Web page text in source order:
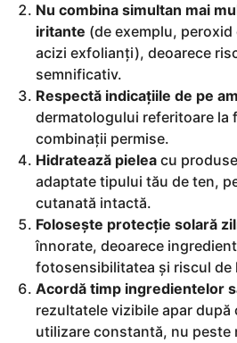
Nu combina simultan mai
iritante (de exemplu,
acizi exfolianți), deoarece
semnificativ.
Respectă indicațiile de pe
dermatologului referitoare la
combinații permise.
Hidratează pielea cu
adaptate tipului tău de ten,
cutanată intactă.
Folosește protecție solară
înnorate, deoarece
fotosensibilitatea și riscul de
Acordă timp ingredientelor
rezultatele vizibile apar după
utilizare constantă, nu peste